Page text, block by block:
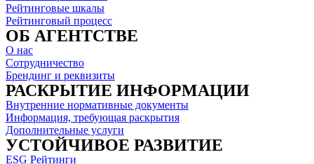
Рейтинговые шкалы
Рейтинговый процесс
ОБ АГЕНТСТВЕ
О нас
Сотрудничество
Брендинг и реквизиты
РАСКРЫТИЕ ИНФОРМАЦИИ
Внутренние нормативные документы
Информация, требующая раскрытия
Дополнительные услуги
УСТОЙЧИВОЕ РАЗВИТИЕ
ESG Рейтинги